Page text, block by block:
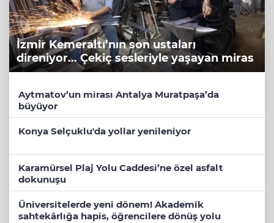
İzmir Kemeraltı’nın son ustaları
direniyor... Çekiç sesleriyle yaşayan miras
Aytmatov’un mirası Antalya Muratpaşa’da
büyüyor
Konya Selçuklu'da yollar yenileniyor
Karamürsel Plaj Yolu Caddesi’ne özel asfalt
dokunuşu
Üniversitelerde yeni dönem! Akademik
sahtekârlığa hapis, öğrencilere dönüş yolu